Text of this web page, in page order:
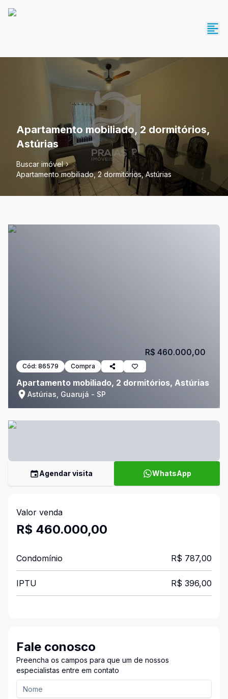
Apartamento mobiliado, 2 dormitórios,
Astúrias
Buscar imóvel
Apartamento mobiliado, 2 dormitórios, Astúrias
Cód: 86579 Compra
Apartamento mobiliado, 2 dormitórios, Astúrias
Astúrias, Guarujá - SP
R$ 460.000,00
Agendar visita WhatsApp
Valor venda
R$ 460.000,00
Condomínio R$ 787,00
IPTU R$ 396,00
Fale conosco
Preencha os campos para que um de nossos
especialistas entre em contato